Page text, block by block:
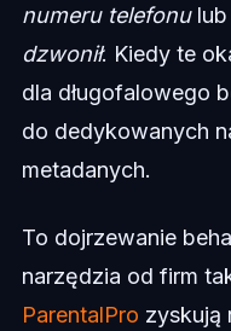
numeru telefonulub
dzwonił. Kiedy te
dla długofalowego
do dedykowanych
metadanych.
To dojrzewanie
narzędzia od firm
ParentalPro zyskują